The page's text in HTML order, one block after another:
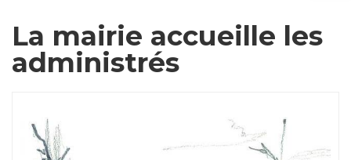
La mairie accueille les
administrés